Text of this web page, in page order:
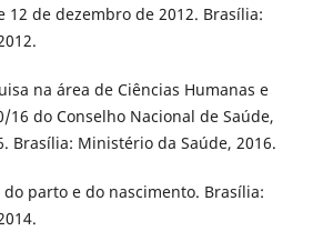
12 de dezembro de 2012. Brasília:
na área de Ciências Humanas e
16 do Conselho Nacional de Saúde,
Brasília: Ministério da Saúde, 2016.
do parto e do nascimento. Brasília: